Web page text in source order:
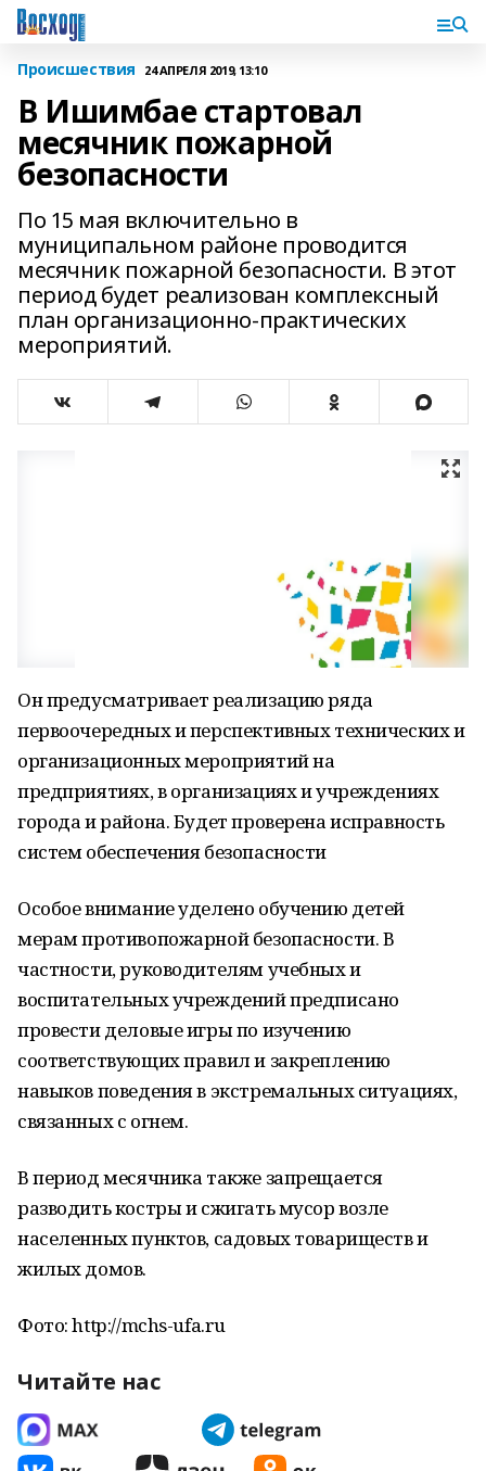
Происшествия 24 АПРЕЛЯ 2019, 13:10
В Ишимбае стартовал
месячник пожарной
безопасности
По 15 мая включительно в
муниципальном районе проводится
месячник пожарной безопасности. В этот
период будет реализован комплексный
план организационно-практических
мероприятий.
Он предусматривает реализацию ряда
первоочередных и перспективных технических и
организационных мероприятий на
предприятиях, в организациях и учреждениях
города и района. Будет проверена исправность
систем обеспечения безопасности
Особое внимание уделено обучению детей
мерам противопожарной безопасности. В
частности, руководителям учебных и
воспитательных учреждений предписано
провести деловые игры по изучению
соответствующих правил и закреплению
навыков поведения в экстремальных ситуациях,
связанных с огнем.
В период месячника также запрещается
разводить костры и сжигать мусор возле
населенных пунктов, садовых товариществ и
жилых домов.
Фото: http://mchs-ufa.ru
Читайте нас